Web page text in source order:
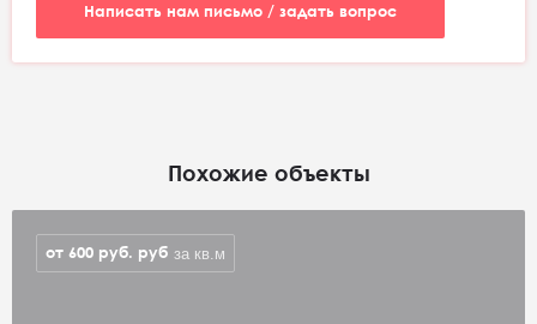
Написать нам письмо / задать вопрос
Похожие объекты
от 600 руб. руб за кв.м